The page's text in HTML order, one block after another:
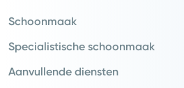
Schoonmaak
Specialistische schoonmaak
Aanvullende diensten